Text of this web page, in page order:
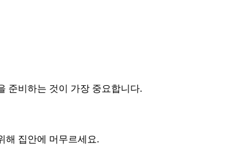
준비하는 것이 가장 중요합니다.
해 집안에 머무르세요.